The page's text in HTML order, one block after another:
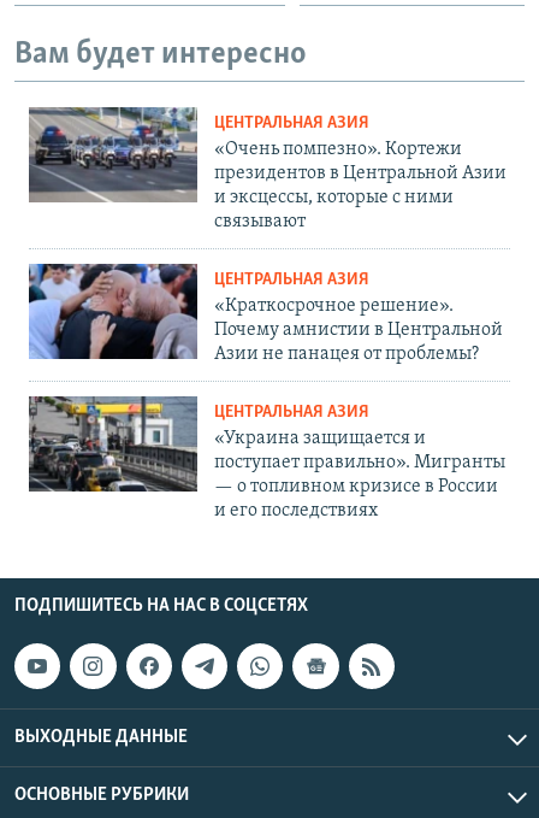
Вам будет интересно
ЦЕНТРАЛЬНАЯ АЗИЯ
«Очень помпезно». Кортежи
президентов в Центральной Азии
и эксцессы, которые с ними
связывают
ЦЕНТРАЛЬНАЯ АЗИЯ
«Краткосрочное решение».
Почему амнистии в Центральной
Азии не панацея от проблемы?
ЦЕНТРАЛЬНАЯ АЗИЯ
«Украина защищается и
поступает правильно». Мигранты
— о топливном кризисе в России
и его последствиях
ПОДПИШИТЕСЬ НА НАС В СОЦСЕТЯХ
ВЫХОДНЫЕ ДАННЫЕ
ОСНОВНЫЕ РУБРИКИ